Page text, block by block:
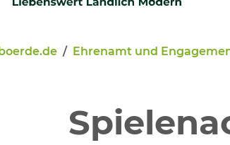
Ehrenamt und